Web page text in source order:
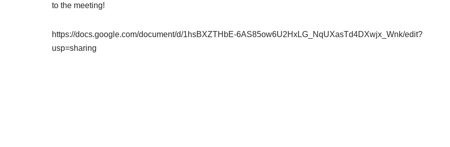
to the meeting!
https://docs.google.com/document/d/1hsBXZTHbE-6AS85ow6U2HxLG_NqUXasTd4DXwjx_Wnk/edit?
usp=sharing